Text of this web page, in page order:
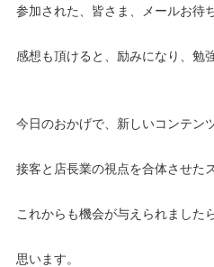
参加された、皆さま、メールお待
感想も頂けると、励みになり、勉
今日のおかげで、新しいコンテン
接客と店長業の視点を合体させた
これからも機会が与えられました
思います。